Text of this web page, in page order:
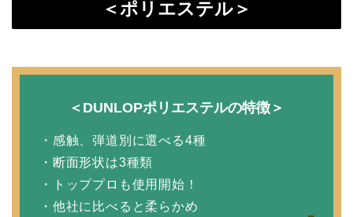
＜ポリエステル＞
＜DUNLOPポリエステルの特徴＞
・感触、弾道別に選べる4種
・断面形状は3種類
・トッププロも使用開始！
・他社に比べると柔らかめ